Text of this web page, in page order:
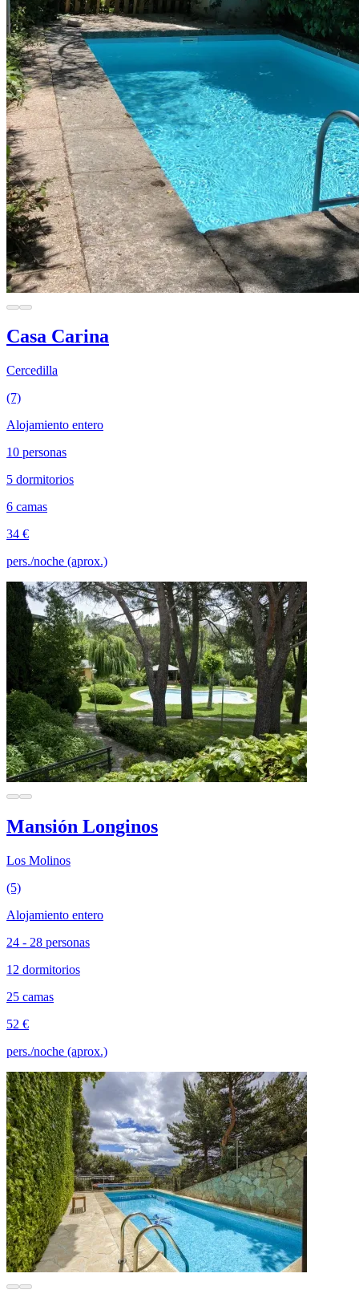
Casa Carina
Cercedilla
(7)
Alojamiento entero
10 personas
5 dormitorios
6 camas
34 €
pers./noche (aprox.)
Mansión Longinos
Los Molinos
(5)
Alojamiento entero
24 - 28 personas
12 dormitorios
25 camas
52 €
pers./noche (aprox.)